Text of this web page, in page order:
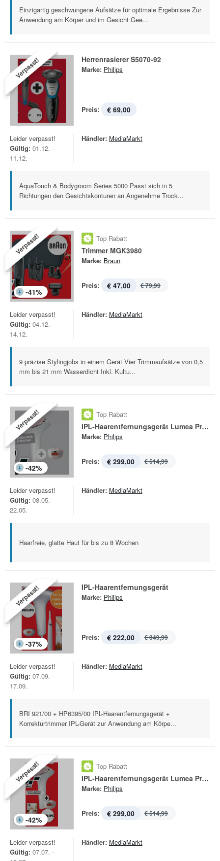
Einzigartig geschwungene Aufsätze für optimale Ergebnisse Zur
Anwendung am Körper und im Gesicht Gee...
Verpasst! Herrenrasierer S5070-92
Marke: Philips
Preis: € 69,00
Leider verpasst!
Gültig: 01.12. -
11.12.
Händler: MediaMarkt
AquaTouch & Bodygroom Series 5000 Passt sich in 5
Richtungen den Gesichtskonturen an Angenehme Trock...
Verpasst!
-41%
Top Rabatt
Trimmer MGK3980
Marke: Braun
Preis: € 47,00 € 79,99
Leider verpasst!
Gültig: 04.12. -
14.12.
Händler: MediaMarkt
9 präzise Stylingjobs in einem Gerät Vier Trimmaufsätze von 0,5
mm bis 21 mm Wasserdicht Inkl. Kultu...
Verpasst!
-42%
Top Rabatt
IPL-Haarentfernungsgerät Lumea Prestige BRI 950-00
Marke: Philips
Preis: € 299,00 € 514,99
Leider verpasst!
Gültig: 08.05. -
22.05.
Händler: MediaMarkt
Haarfreie, glatte Haut für bis zu 8 Wochen
Verpasst!
-37%
IPL-Haarentfernungsgerät
Marke: Philips
Preis: € 222,00 € 349,99
Leider verpasst!
Gültig: 07.09. -
17.09.
Händler: MediaMarkt
BRI 921/00 + HP6395/00 IPL-Haarentfernungsgerät +
Korrekturtrimmer IPL-Gerät zur Anwendung am Körpe...
Verpasst!
-42%
Top Rabatt
IPL-Haarentfernungsgerät Lumea Prestige BRI 950-00
Marke: Philips
Preis: € 299,00 € 514,99
Leider verpasst!
Gültig: 07.07. -
Händler: MediaMarkt